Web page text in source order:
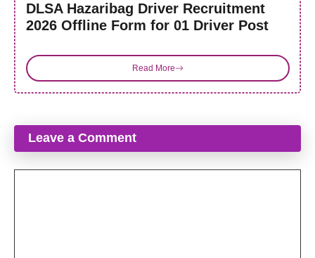
DLSA Hazaribag Driver Recruitment
2026 Offline Form for 01 Driver Post
Read More
Leave a Comment